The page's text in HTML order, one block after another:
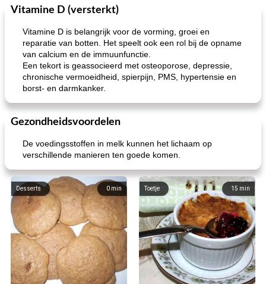
Vitamine D (versterkt)
Vitamine D is belangrijk voor de vorming, groei en
reparatie van botten. Het speelt ook een rol bij de opname
van calcium en de immuunfunctie.
Een tekort is geassocieerd met osteoporose, depressie,
chronische vermoeidheid, spierpijn, PMS, hypertensie en
borst- en darmkanker.
Gezondheidsvoordelen
De voedingsstoffen in melk kunnen het lichaam op
verschillende manieren ten goede komen.
0 min
Desserts 15 min
Toetje